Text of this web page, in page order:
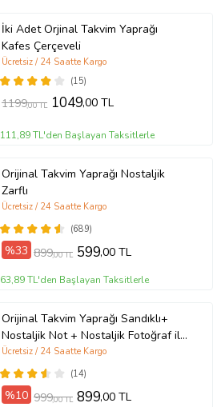
İki Adet Orjinal Takvim Yaprağı
Kafes Çerçeveli
(15)
Ücretsiz / 24 Saatte Kargo
1199,00 TL 1049,00 TL
111,89 TL'den Başlayan Taksitlerle
Orijinal Takvim Yaprağı Nostaljik
Zarflı
(689)
Ücretsiz / 24 Saatte Kargo
%33 899,00 TL 599,00 TL
63,89 TL'den Başlayan Taksitlerle
Orijinal Takvim Yaprağı Sandıklı+
Nostaljik Not + Nostaljik Fotoğraf ile
birlikte UNUTULMAYACAK BİR
HEDİYE
(14)
Ücretsiz / 24 Saatte Kargo
%10 999,00 TL 899,00 TL